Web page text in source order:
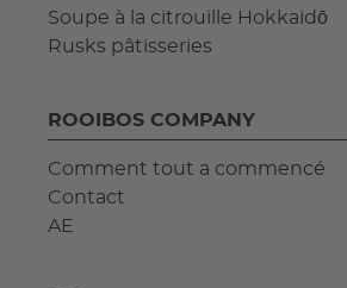
Soupe à la citrouille Hokkaidō
Rusks pâtisseries
ROOIBOS COMPANY
Comment tout a commencé
Contact
AE